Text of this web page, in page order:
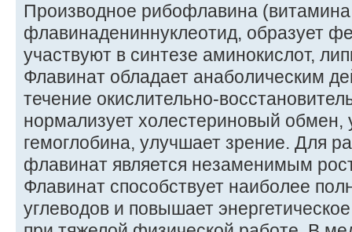
Производное рибофлавина
флавинадениннуклеотид, образует
участвуют в синтезе аминокислот,
Флавинат обладает анаболическим
течение окислительно-
нормализует холестериновый обмен,
гемоглобина, улучшает зрение. Для
флавинат является незаменимым
Флавинат способствует наиболее
углеводов и повышает